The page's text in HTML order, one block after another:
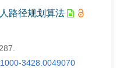
路径规划算法
3428.0049070